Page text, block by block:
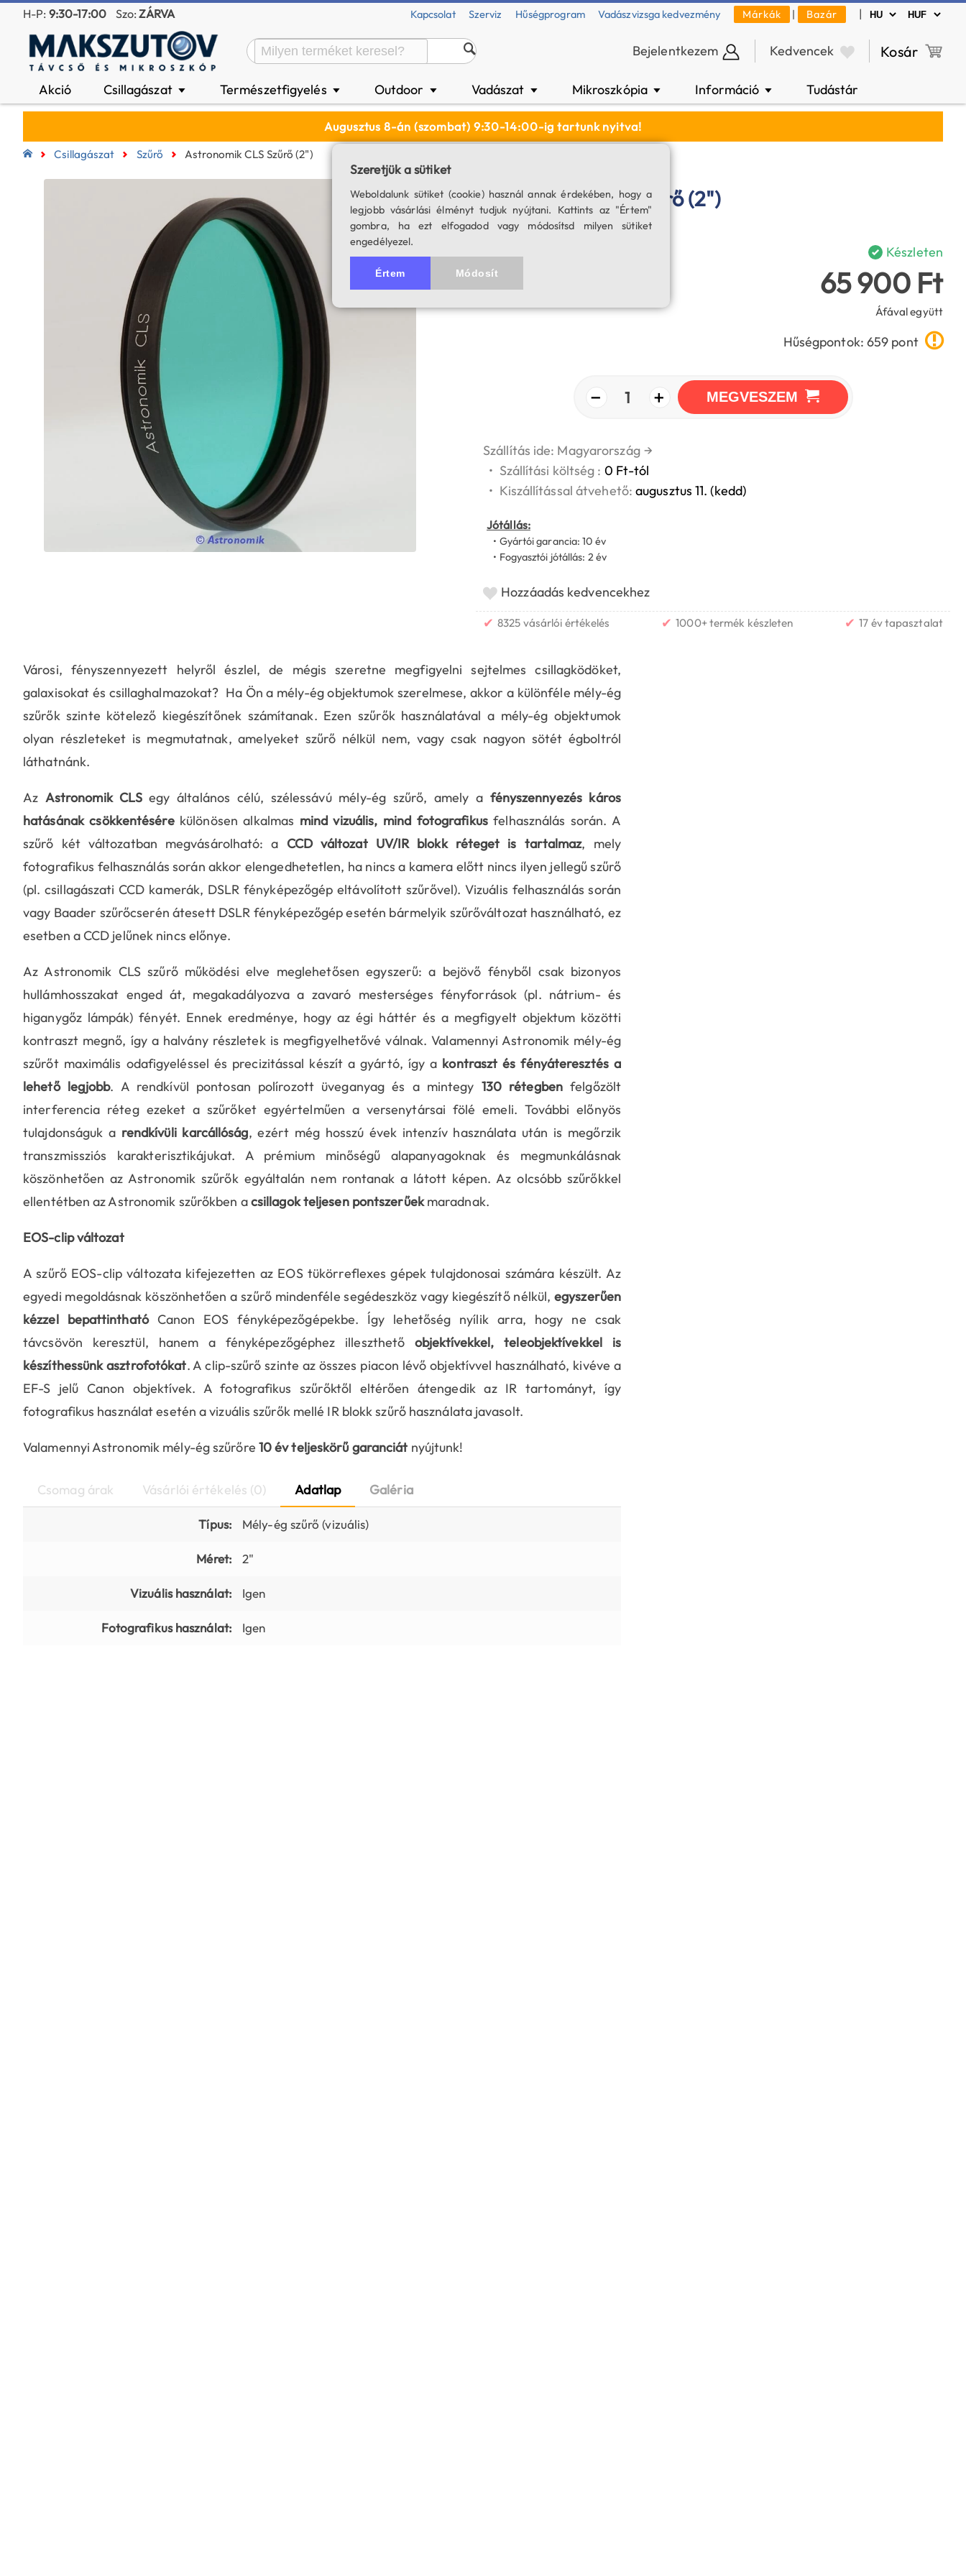
H-P: 9:30-17:00 Szo:ZÁRVA Kapcsolat Szerviz Hűségprogram Vadászvizsga kedvezmény Márkák | Bazár |
Bejelentkezem Kedvencek Kosár
Akció Csillagászat ▼ Természetfigyelés ▼ Outdoor ▼ Vadászat ▼ Mikroszkópia ▼ Információ ▼ Tudástár
Augusztus 8-án (szombat) 9:30-14:00-ig tartunk nyitva!
Csillagászat Szűrő Astronomik CLS Szűrő (2")
Astronomik CLS szűrő (2")
SKU: 01531
Készleten
65 900 Ft
Áfával együtt
Hűségpontok: 659 pont
− 1 + MEGVESZEM
Szállítás ide: Magyarország →
• Szállítási költség : 0 Ft-tól
• Kiszállítással átvehető:augusztus 11. (kedd)
Jótállás:
• Gyártói garancia: 10 év
• Fogyasztói jótállás: 2 év
Hozzáadás kedvencekhez
✔ 8325 vásárlói értékelés ✔ 1000+ termék készleten ✔ 17 év tapasztalat
Városi, fényszennyezett helyről észlel, de mégis szeretne megfigyelni sejtelmes csillagködöket,
galaxisokat és csillaghalmazokat? Ha Ön a mély-ég objektumok szerelmese, akkor a különféle mély-ég
szűrők szinte kötelező kiegészítőnek számítanak. Ezen szűrők használatával a mély-ég objektumok
olyan részleteket is megmutatnak, amelyeket szűrő nélkül nem, vagy csak nagyon sötét égboltról
láthatnánk.
Az Astronomik CLSegy általános célú, szélessávú mély-ég szűrő, amely afényszennyezés káros
hatásának csökkentésérekülönösen alkalmas mind vizuális, mind fotografikusfelhasználás során. A
szűrő két változatban megvásárolható: a CCD változat UV/IR blokk réteget is tartalmaz, mely
fotografikus felhasználás során akkor elengedhetetlen, ha nincs a kamera előtt nincs ilyen jellegű szűrő
(pl. csillagászati CCD kamerák, DSLR fényképezőgép eltávolított szűrővel). Vizuális felhasználás során
vagy Baader szűrőcserén átesett DSLR fényképezőgép esetén bármelyik szűrőváltozat használható, ez
esetben a CCD jelűnek nincs előnye.
Az Astronomik CLS szűrő működési elve meglehetősen egyszerű: a bejövő fényből csak bizonyos
hullámhosszakat enged át, megakadályozva a zavaró mesterséges fényforrások (pl. nátrium- és
higanygőz lámpák) fényét. Ennek eredménye, hogy az égi háttér és a megfigyelt objektum közötti
kontraszt megnő, így a halvány részletek is megfigyelhetővé válnak. Valamennyi Astronomik mély-ég
szűrőt maximális odafigyeléssel és precizitással készít a gyártó, így a kontraszt és fényáteresztés a
lehető legjobb. A rendkívül pontosan polírozott üveganyag és a mintegy 130 rétegbenfelgőzölt
interferencia réteg ezeket a szűrőket egyértelműen a versenytársai fölé emeli. További előnyös
tulajdonságuk a rendkívüli karcállóság, ezért még hosszú évek intenzív használata után is megőrzik
transzmissziós karakterisztikájukat. A prémium minőségű alapanyagoknak és megmunkálásnak
köszönhetően az Astronomik szűrők egyáltalán nem rontanak a látott képen. Az olcsóbb szűrőkkel
ellentétben az Astronomik szűrőkben acsillagok teljesen pontszerűekmaradnak.
EOS-clip változat
A szűrő EOS-clip változata kifejezetten az EOS tükörreflexes gépek tulajdonosai számára készült. Az
egyedi megoldásnak köszönhetően a szűrő mindenféle segédeszköz vagy kiegészítő nélkül, egyszerűen
kézzel bepattinthatóCanon EOS fényképezőgépekbe. Így lehetőség nyílik arra, hogy ne csak
távcsövön keresztül, hanem a fényképezőgéphez illeszthetőobjektívekkel, teleobjektívekkel is
készíthessünk asztrofotókat. A clip-szűrő szinte az összes piacon lévő objektívvel használható, kivéve a
EF-S jelű Canon objektívek. A fotografikus szűrőktől eltérően átengedik az IR tartományt, így
fotografikus használat esetén a vizuális szűrők mellé IR blokk szűrő használata javasolt.
Valamennyi Astronomik mély-ég szűrőre 10 év teljeskörű garanciát nyújtunk!
Csomag árak Vásárlói értékelés (0) Adatlap Galéria
Típus: Mély-ég szűrő (vizuális)
Méret: 2"
Vizuális használat: Igen
Fotografikus használat: Igen
Szeretjük a sütiket
Weboldalunk sütiket (cookie) használ annak érdekében, hogy a
legjobb vásárlási élményt tudjuk nyújtani. Kattints az "Értem"
gombra, ha ezt elfogadod vagy módosítsd milyen sütiket
engedélyezel.
Értem Módosít